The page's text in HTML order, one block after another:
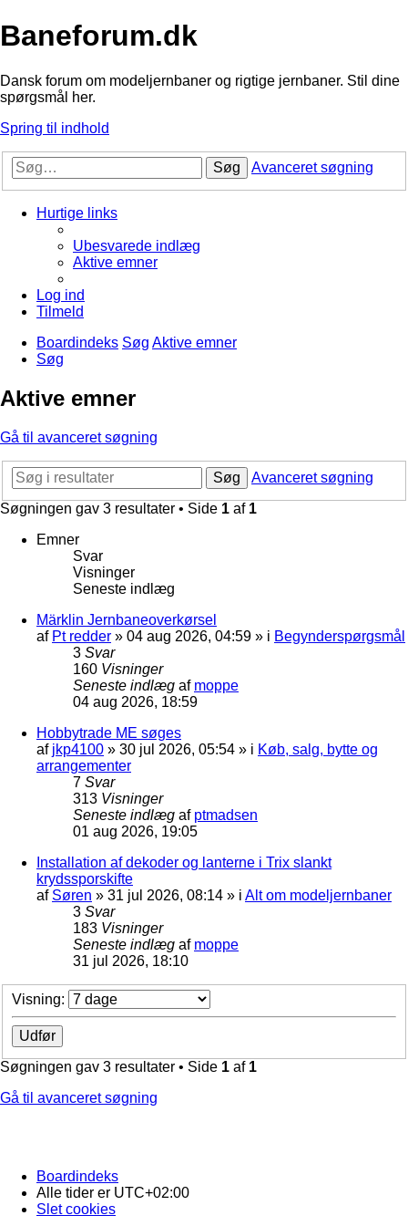
Baneforum.dk
Dansk forum om modeljernbaner og rigtige jernbaner. Stil dine
spørgsmål her.
Spring til indhold
Søg Avanceret søgning
Hurtige links
Ubesvarede indlæg
Aktive emner
Log ind
Tilmeld
Boardindeks Søg Aktive emner
Søg
Aktive emner
Gå til avanceret søgning
Søg
Avanceret søgning
Søgningen gav 3 resultater • Side 1 af 1
Emner
Svar
Visninger
Seneste indlæg
Märklin Jernbaneoverkørsel
af Pt redder » 04 aug 2026, 04:59 » i Begynderspørgsmål
3 Svar
160 Visninger
Seneste indlæg af moppe
04 aug 2026, 18:59
Hobbytrade ME søges
af jkp4100 » 30 jul 2026, 05:54 » i Køb, salg, bytte og
arrangementer
7 Svar
313 Visninger
Seneste indlæg af ptmadsen
01 aug 2026, 19:05
Installation af dekoder og lanterne i Trix slankt
krydssporskifte
af Søren » 31 jul 2026, 08:14 » i Alt om modeljernbaner
3 Svar
183 Visninger
Seneste indlæg af moppe
31 jul 2026, 18:10
Visning:
Søgningen gav 3 resultater • Side 1 af 1
Gå til avanceret søgning
Boardindeks
Alle tider er UTC+02:00
Slet cookies